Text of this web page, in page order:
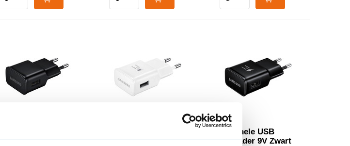
5V Zwart
snellader 9V Wit
Originele USB
snellader 9V Zwart